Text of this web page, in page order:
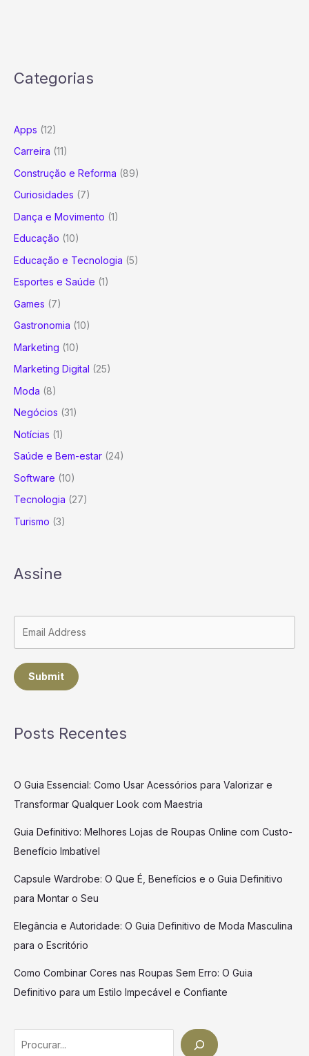
Categorias
Apps (12)
Carreira (11)
Construção e Reforma (89)
Curiosidades (7)
Dança e Movimento (1)
Educação (10)
Educação e Tecnologia (5)
Esportes e Saúde (1)
Games (7)
Gastronomia (10)
Marketing (10)
Marketing Digital (25)
Moda (8)
Negócios (31)
Notícias (1)
Saúde e Bem-estar (24)
Software (10)
Tecnologia (27)
Turismo (3)
Assine
Submit
Posts Recentes
O Guia Essencial: Como Usar Acessórios para Valorizar e
Transformar Qualquer Look com Maestria
Guia Definitivo: Melhores Lojas de Roupas Online com Custo-
Benefício Imbatível
Capsule Wardrobe: O Que É, Benefícios e o Guia Definitivo
para Montar o Seu
Elegância e Autoridade: O Guia Definitivo de Moda Masculina
para o Escritório
Como Combinar Cores nas Roupas Sem Erro: O Guia
Definitivo para um Estilo Impecável e Confiante